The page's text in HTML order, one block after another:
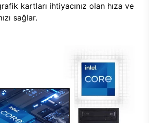
kartları ihtiyacınız olan hıza ve
sağlar.